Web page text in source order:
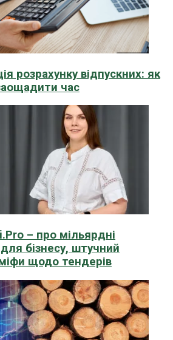
розрахунку відпускних: як
час
– про мільярдні
бізнесу, штучний
щодо тендерів